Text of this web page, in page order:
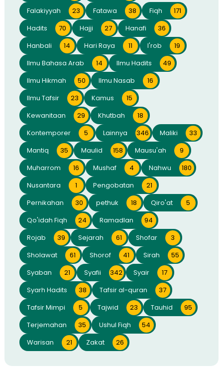
Falakiyyah
23 Fatawa 38 Fiqh
171
Hadits
70 Hajji 27 Hanafi
36
Hanbali
14 Hari Raya 11 I'rob
19
Ilmu Bahasa Arab
14 Ilmu Hadits
49
Ilmu Hikmah
50 Ilmu Nasab
16
Ilmu Tafsir
23 Kamus
15
Kewanitaan
29 Khutbah
18
Kontemporer
5 Lainnya 346 Maliki
33
Mantiq
35 Maulid 158 Mausu'ah
9
Muharrom
16 Mushaf 4 Nahwu
180
Nusantara
1 Pengobatan
21
Pernikahan
30 pethuk 18 Qiro'at
5
Qo'idah Fiqh
24 Ramadlan
94
Rojab
39 Sejarah 61 Shofar
3
Sholawat
61 Shorof 41 Sirah
55
Syaban
21 Syafii 342 Syair
17
Syarh Hadits
38 Tafsir al-quran
37
Tafsir Mimpi
5 Tajwid 23 Tauhid
95
Terjemahan
35 Ushul Fiqh
54
Warisan
21 Zakat 26